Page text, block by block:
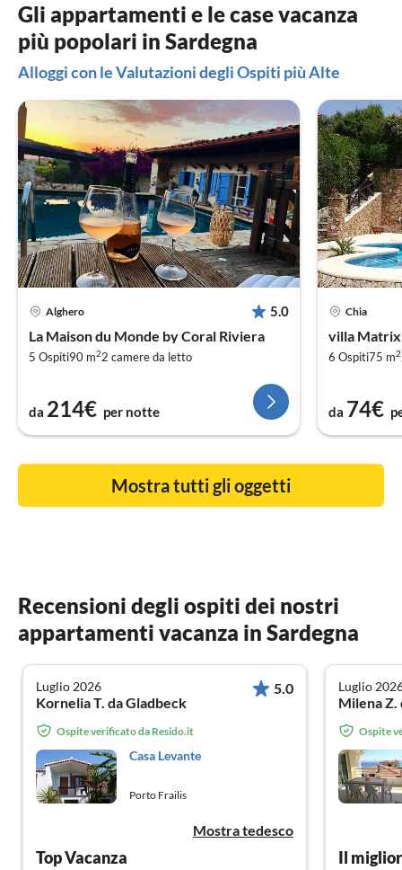
Gli appartamenti e le case vacanza
più popolari in Sardegna
Alloggi con le Valutazioni degli Ospiti più Alte
Alghero 5.0
La Maison du Monde by Coral Riviera
5 Ospiti90 m22 camere da letto
da 214€ per notte
Chia
villa Matrix
6 Ospiti75 m2
da 74€
Mostra tutti gli oggetti
Recensioni degli ospiti dei nostri
appartamenti vacanza in Sardegna
Luglio 2026
Kornelia T. da Gladbeck
5.0
Ospite verificato da Resido.it
Casa Levante
Porto Frailis
Mostra tedesco
Top Vacanza
Luglio
Milena Z.
Ospite
Il